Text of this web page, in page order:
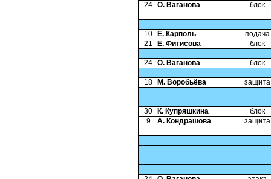
24 О. Ваганова блок
10 Е. Карполь
подача
21
Е. Фитисова блок
24 О. Ваганова блок
18 М. Воробьёва защита
30 К. Купряшкина
блок
9
А. Кондрашова защита